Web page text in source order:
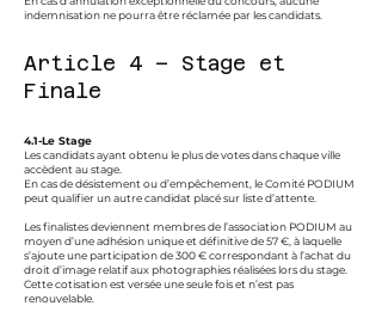
indemnisation ne pourra être réclamée par les candidats.
Article 4 – Stage et
Finale
4.1-Le Stage
Les candidats ayant obtenu le plus de votes dans chaque ville
accèdent au stage.
En cas de désistement ou d’empêchement, le Comité PODIUM
peut qualifier un autre candidat placé sur liste d’attente.
Les finalistes deviennent membres de l’association PODIUM au
moyen d’une adhésion unique et définitive de 57 €, à laquelle
s’ajoute une participation de 300 € correspondant à l’achat du
droit d’image relatif aux photographies réalisées lors du stage.
Cette cotisation est versée une seule fois et n’est pas
renouvelable.